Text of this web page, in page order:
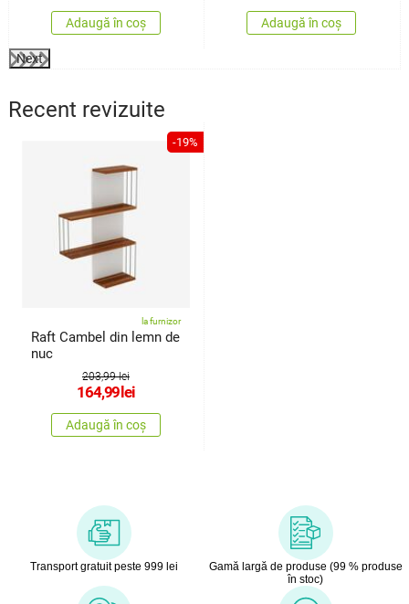
Adaugă în coș Adaugă în coș
Next
Recent revizuite
-19%
la furnizor
Raft Cambel din lemn de
nuc
203,99 lei
164,99lei
Adaugă în coș
Transport gratuit peste 999 lei
Gamă largă de produse (99 % produse
în stoc)